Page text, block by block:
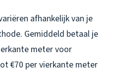
afhankelijk van je
Gemiddeld betaal je
meter voor
€70 per vierkante meter